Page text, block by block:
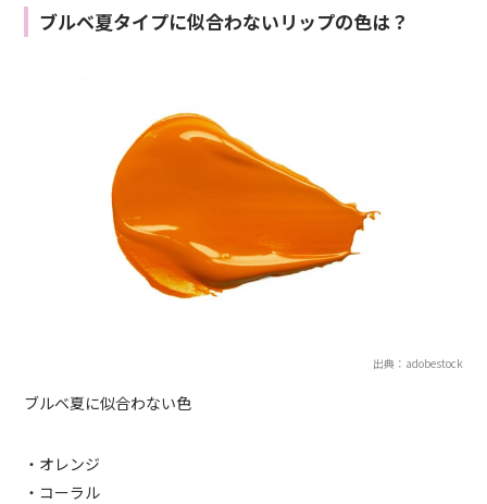
ブルベ夏タイプに似合わないリップの色は？
出典：adobestock
ブルベ夏に似合わない色
・オレンジ
・コーラル